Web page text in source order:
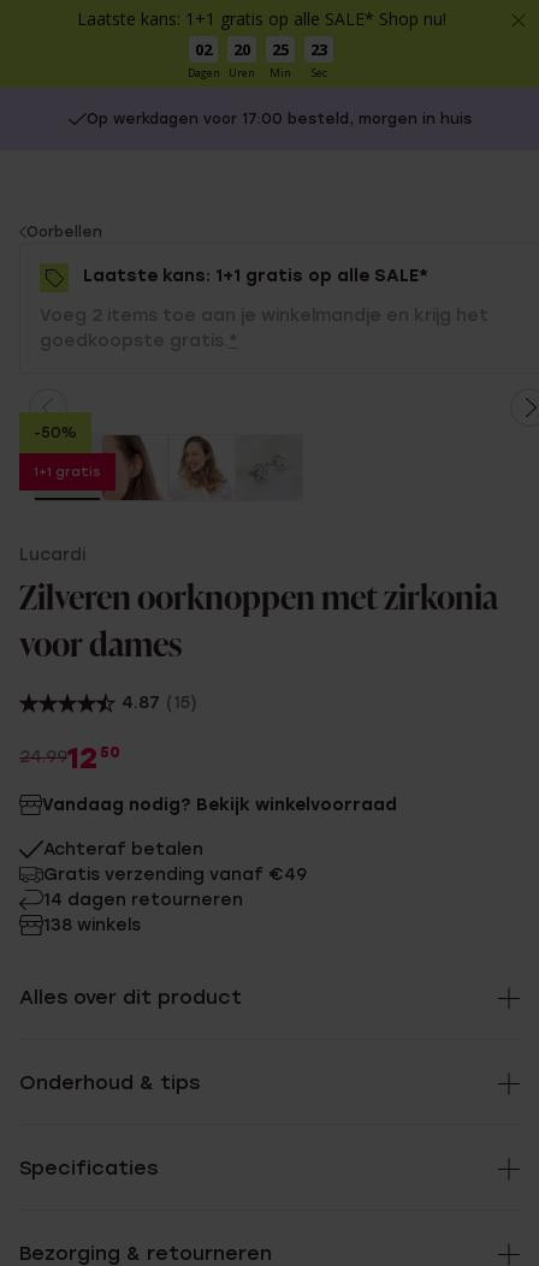
Laatste kans: 1+1 gratis op alle SALE* Shop nu!
02
Dagen
20
Uren
25
Min
23
Sec
Op werkdagen voor 17:00 besteld, morgen in huis
You
are
here:
Oorbellen
Laatste kans: 1+1 gratis op alle SALE*
Voeg 2 items toe aan je winkelmandje en krijg het
goedkoopste gratis. *
-50%
1+1 gratis
Lucardi
Zilveren oorknoppen met zirkonia
voor dames
4.87 (15)
24.9912 50
Vandaag nodig? Bekijk winkelvoorraad
Achteraf betalen
Gratis verzending vanaf €49
14 dagen retourneren
138 winkels
Alles over dit product
Onderhoud & tips
Specificaties
Bezorging & retourneren